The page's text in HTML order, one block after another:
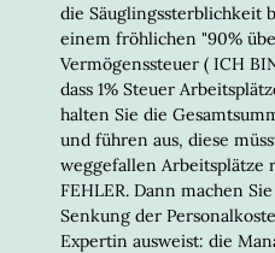
die Säuglingssterblichkeit
einem fröhlichen "90%
Vermögenssteuer ( ICH
dass 1% Steuer
halten Sie die
und führen aus, diese
weggefallen Arbeitsplätze
FEHLER. Dann machen
Senkung der
Expertin ausweist: die